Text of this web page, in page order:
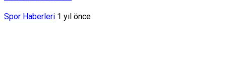
Spor Haberleri 1 yıl önce